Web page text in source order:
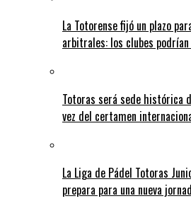
La Totorense fijó un plazo
arbitrales: los clubes
Totoras será sede histórica
vez del certamen
La Liga de Pádel Totoras
prepara para una nueva